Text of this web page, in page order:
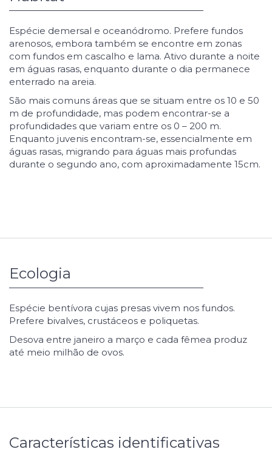
Espécie demersal e oceanódromo. Prefere fundos
arenosos, embora também se encontre em zonas
com fundos em cascalho e lama. Ativo durante a noite
em águas rasas, enquanto durante o dia permanece
enterrado na areia.
São mais comuns áreas que se situam entre os 10 e 50
m de profundidade, mas podem encontrar-se a
profundidades que variam entre os 0 – 200 m.
Enquanto juvenis encontram-se, essencialmente em
águas rasas, migrando para águas mais profundas
durante o segundo ano, com aproximadamente 15cm.
Ecologia
Espécie bentívora cujas presas vivem nos fundos.
Prefere bivalves, crustáceos e poliquetas.
Desova entre janeiro a março e cada fêmea produz
até meio milhão de ovos.
Características identificativas